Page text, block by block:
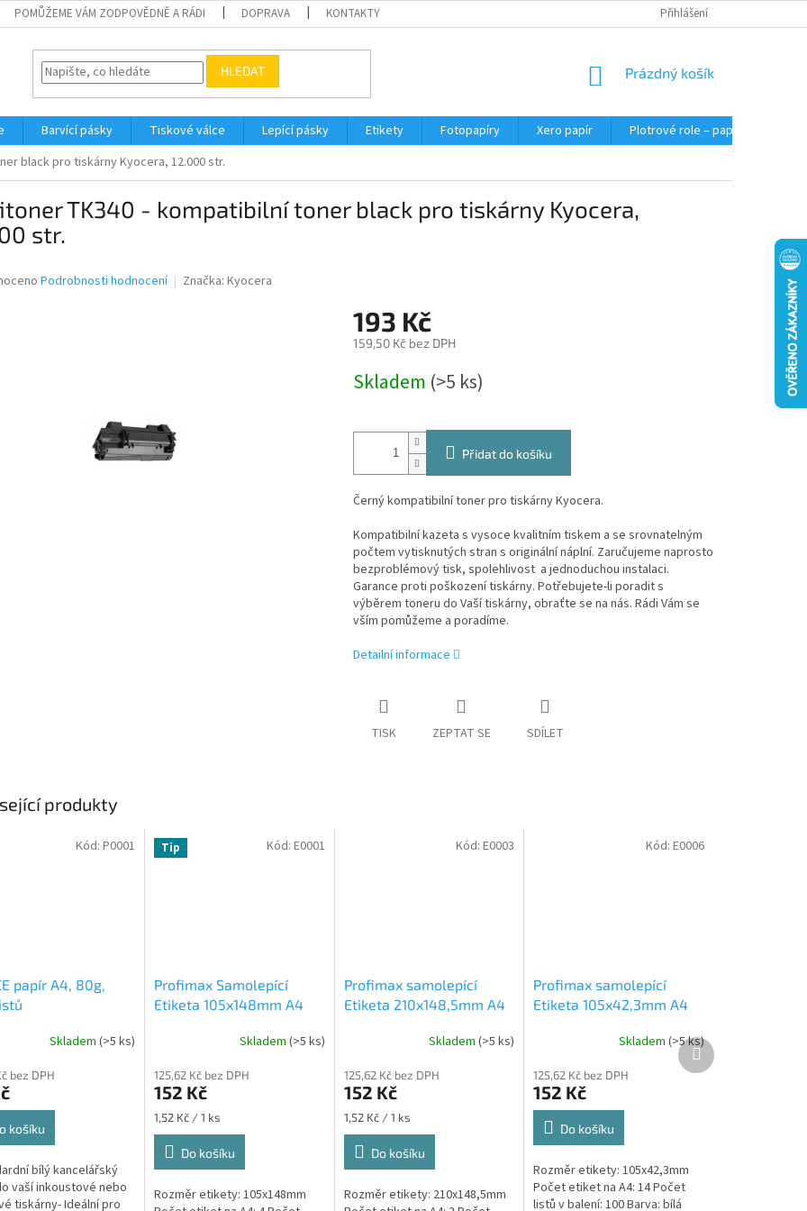
POMŮŽEME VÁM ZODPOVĚDNĚ A RÁDI DOPRAVA KONTAKTY Přihlášení
HLEDAT
NÁKUPNÍ
Prázdný košík
Barvící pásky Tiskové válce Lepící pásky Etikety Fotopapíry Xero papír
Plotrové role – papír do plotru
black pro tiskárny Kyocera, 12.000 str.
TK340 - kompatibilní toner black pro tiskárny Kyocera,
str.
Podrobnosti hodnocení Značka: Kyocera
193 Kč
159,50 Kč bez DPH
cena:
Skladem (>5 ks)
Přidat do košíku
Černý kompatibilní toner pro tiskárny Kyocera.
Kompatibilní kazeta s vysoce kvalitním tiskem a se srovnatelným
počtem vytisknutých stran s originální náplní. Zaručujeme naprosto
bezproblémový tisk, spolehlivost a jednoduchou instalaci.
Garance proti poškození tiskárny. Potřebujete-li poradit s
výběrem toneru do Vaší tiskárny, obraťte se na nás. Rádi Vám se
vším pomůžeme a poradíme.
Detailní informace
TISK ZEPTAT SE SDÍLET
produkty
papír A4, 80g,
Skladem (>5 ks)
bez DPH
košíku
bílý kancelářský
vaší inkoustové nebo
tiskárny- Ideální pro
Kód: P0001 Tip
Profimax Samolepící
Etiketa 105x148mm A4
Emy 8588002038082
148,5 mm 100 listů
produktu
je
5,0
hvězdiček.
Skladem (>5 ks)
125,62 Kč bez DPH
152 Kč
Měrná
cena:
1,52 Kč / 1 ks
Do košíku
Rozměr etikety: 105x148mm
Kód: E0001
Profimax samolepící
Etiketa 210x148,5mm A4
Profimax samolepící
listů v krabici
Skladem(>5 ks)
125,62 Kč bez DPH
152 Kč
Měrná
cena:
1,52 Kč / 1 ks
Do košíku
Rozměr etikety: 210x148,5mm
Kód:E0003
Profimax samolepící
Etiketa 105x42,3mm A4
Profimax samolepící
listů v krabici
Skladem (>5 ks)
125,62 Kč bez DPH
152 Kč
Do košíku
Rozměr etikety: 105x42,3mm
Počet etiket na A4: 14 Počet
listů v balení: 100 Barva: bílá
Kód: E0006
Další
produkt